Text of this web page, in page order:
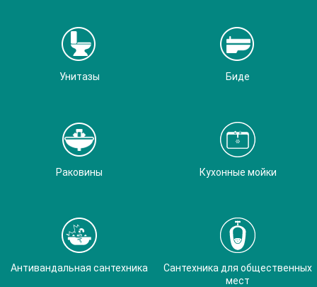
Унитазы Биде
Раковины Кухонные мойки
Антивандальная сантехника
Сантехника для общественных
мест